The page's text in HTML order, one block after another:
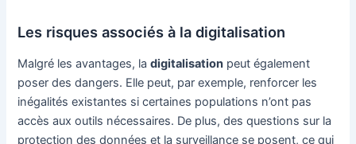
Les risques associés à la digitalisation
Malgré les avantages, ladigitalisation peut également
poser des dangers. Elle peut, par exemple, renforcer les
inégalités existantes si certaines populations n’ont pas
accès aux outils nécessaires. De plus, des questions sur la
protection des données et la surveillance se posent, ce qui